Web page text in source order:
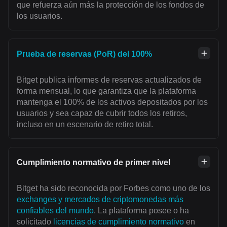
que refuerza aún más la protección de los fondos de
los usuarios.
Prueba de reservas (PoR) del 100%
Bitget publica informes de reservas actualizados de
forma mensual, lo que garantiza que la plataforma
mantenga el 100% de los activos depositados por los
usuarios y sea capaz de cubrir todos los retiros,
incluso en un escenario de retiro total.
Cumplimiento normativo de primer nivel
Bitget ha sido reconocida por Forbes como uno de los
exchanges y mercados de criptomonedas más
confiables del mundo. La plataforma posee o ha
solicitado licencias de cumplimiento normativo en